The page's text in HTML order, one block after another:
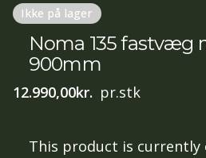
Ikke på lager
Noma 135 fastvæg
900mm
12.990,00kr. pr.stk
This product is currently